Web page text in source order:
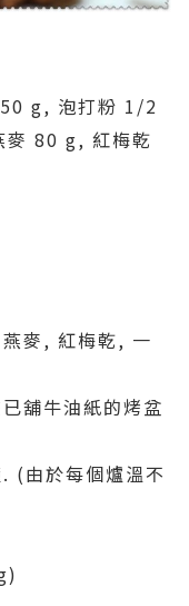
g, 泡打粉 1/2
80 g, 紅梅乾
麥, 紅梅乾, 一
舖牛油紙的烤盆
(由於每個爐溫不